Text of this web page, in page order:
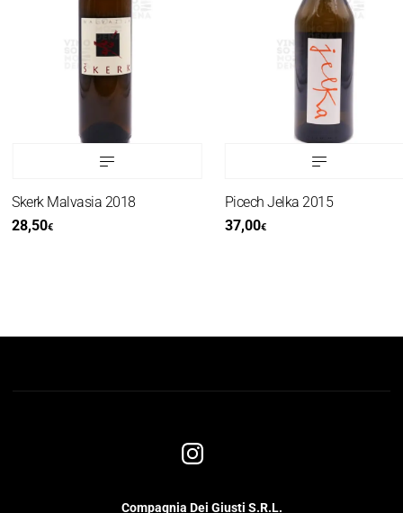
Skerk Malvasia 2018
28,50€
Picech Jelka 2015
37,00€
Compagnia Dei Giusti S.R.L.